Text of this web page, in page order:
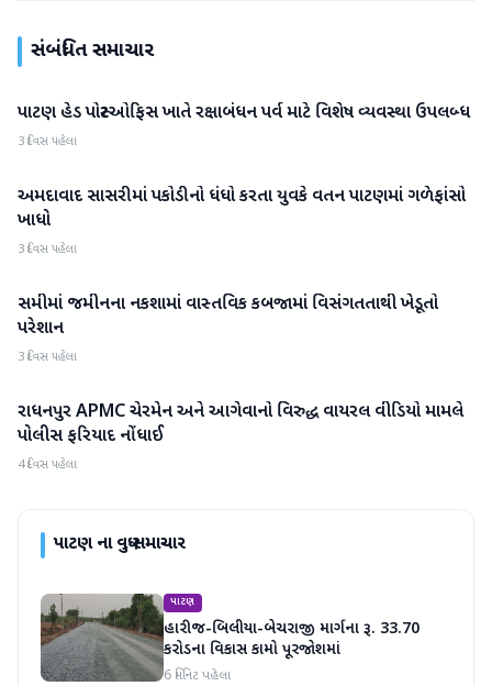
સંબંધિત સમાચાર
પાટણ
પાટણ હેડ પોસ્ટઓફિસ ખાતે રક્ષાબંધન પર્વ માટે વિશેષ વ્યવસ્થા ઉપલબ્ધ
3 દિવસ પહેલા
પાટણ
અમદાવાદ સાસરીમાં પકોડીનો ધંધો કરતા યુવકે વતન પાટણમાં ગળેફાંસો
ખાધો
3 દિવસ પહેલા
પાટણ
સમીમાં જમીનના નકશામાં વાસ્તવિક કબજામાં વિસંગતતાથી ખેડૂતો
પરેશાન
3 દિવસ પહેલા
પાટણ
રાધનપુર APMC ચેરમેન અને આગેવાનો વિરુદ્ધ વાયરલ વીડિયો મામલે
પોલીસ ફરિયાદ નોંધાઈ
4 દિવસ પહેલા
પાટણના વધુ સમાચાર
પાટણ
હારીજ-બિલીયા-બેચરાજી માર્ગના રૂ. 33.70
કરોડના વિકાસ કામો પૂરજોશમાં
6 મિનિટ પહેલા